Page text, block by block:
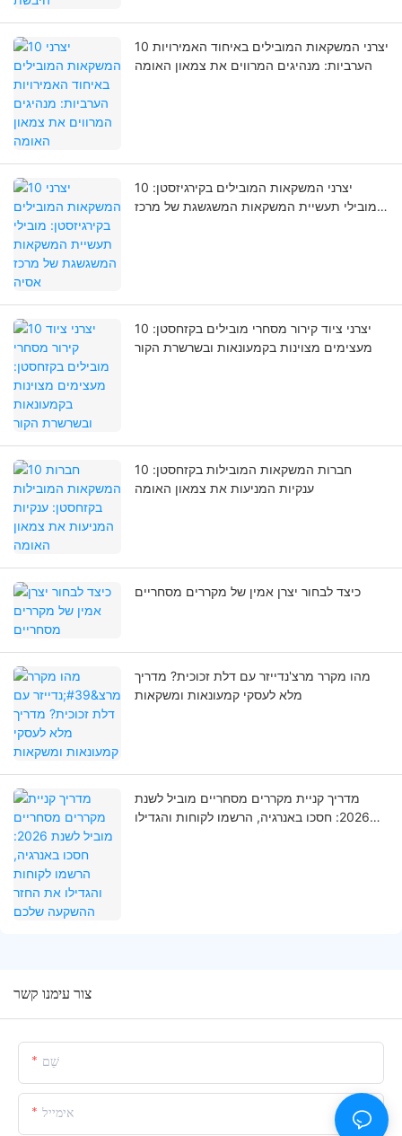
10 יצרני המשקאות המובילים באיחוד האמירויות
הערביות: מנהיגים המרווים את צמאון האומה
10 יצרני המשקאות המובילים בקירגיזסטן:
מובילי תעשיית המשקאות המשגשגת של מרכז
10 יצרני ציוד קירור מסחרי מובילים בקזחסטן:
מעצימים מצוינות בקמעונאות ובשרשרת הקור
10 חברות המשקאות המובילות בקזחסטן:
ענקיות המניעות את צמאון האומה
כיצד לבחור יצרן אמין של מקררים מסחריים
מהו מקרר מרצ'נדייזר עם דלת זכוכית? מדריך
מלא לעסקי קמעונאות ומשקאות
מדריך קניית מקררים מסחריים מוביל לשנת
2026: חסכו באנרגיה, הרשמו לקוחות והגדילו
צור עימנו קשר
שֵׁם
אימייל